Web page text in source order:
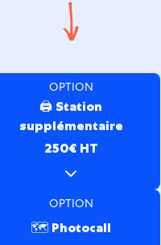
OPTION
🖨 Station
supplémentaire
250€ HT
OPTION
🗺 Photocall